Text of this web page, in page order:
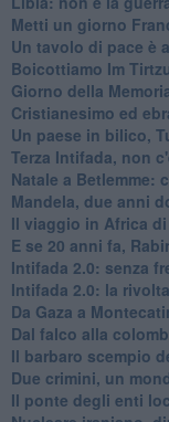
Metti un giorno
Un tavolo di pace è
Boicottiamo Im
Giorno della
Cristianesimo ed
Un paese in bilico,
Terza Intifada, non
Natale a Betlemme:
Mandela, due anni
Il viaggio in Africa
E se 20 anni fa,
Intifada 2.0: senza
Intifada 2.0: la
Da Gaza a
Dal falco alla
Il barbaro scempio
Due crimini, un
Il ponte degli enti